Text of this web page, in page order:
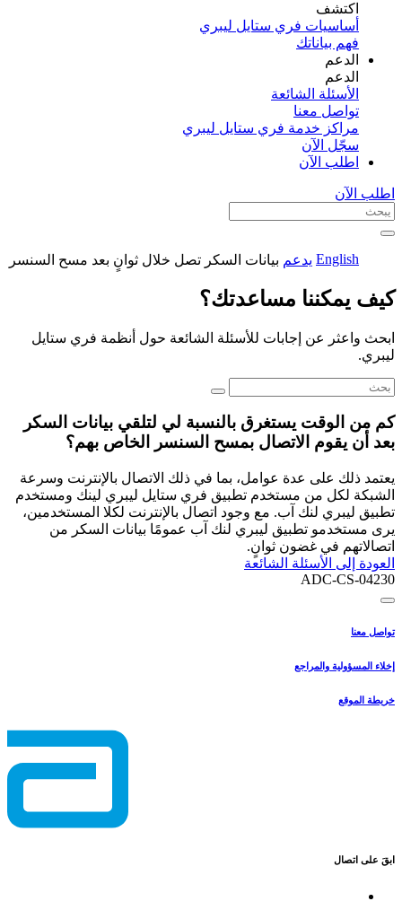
اكتشف​
أساسيات فري ستايل ليبري
فهم بياناتك
الدعم
الدعم
الأسئلة الشائعة
تواصل معنا
مراكز خدمة فري ستايل ليبري
سجّل الآن​
اطلب الآن
اطلب الآن
English يدعم بيانات السكر تصل خلال ثوانٍ بعد مسح السنسر
كيف يمكننا مساعدتك؟
ابحث واعثر عن إجابات للأسئلة الشائعة حول أنظمة فري ستايل
ليبري.
كم من الوقت يستغرق بالنسبة لي لتلقي بيانات السكر
بعد أن يقوم الاتصال بمسح السنسر الخاص بهم؟
يعتمد ذلك على عدة عوامل، بما في ذلك الاتصال بالإنترنت وسرعة
الشبكة لكل من مستخدم تطبيق فري ستايل ليبري لينك ومستخدم
تطبيق ليبري لنك آب. مع وجود اتصال بالإنترنت لكلا المستخدمين،
يرى مستخدمو تطبيق ليبري لنك آب عمومًا بيانات السكر من
اتصالاتهم في غضون ثوانٍ.
العودة إلى الأسئلة الشائعة
ADC-CS-04230
تواصل معنا
إخلاء المسؤولية والمراجع
خريطة الموقع
ابقَ على اتصال